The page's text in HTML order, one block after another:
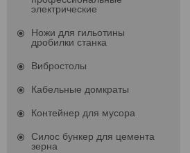
электрические
Ножи для гильотины
дробилки станка
Вибростолы
Кабельные домкраты
Контейнер для мусора
Силос бункер для цемента
зерна